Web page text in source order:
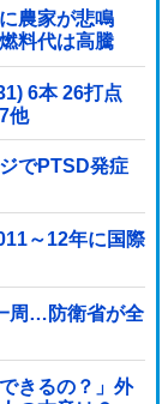
に農家が悲鳴
料代は高騰
6本 26打点
他
でPTSD発症
～12年に国際
周…防衛省が全
きるの？」外